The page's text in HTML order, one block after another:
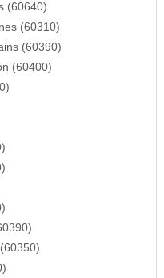
(60640)
(60310)
(60390)
(60400)